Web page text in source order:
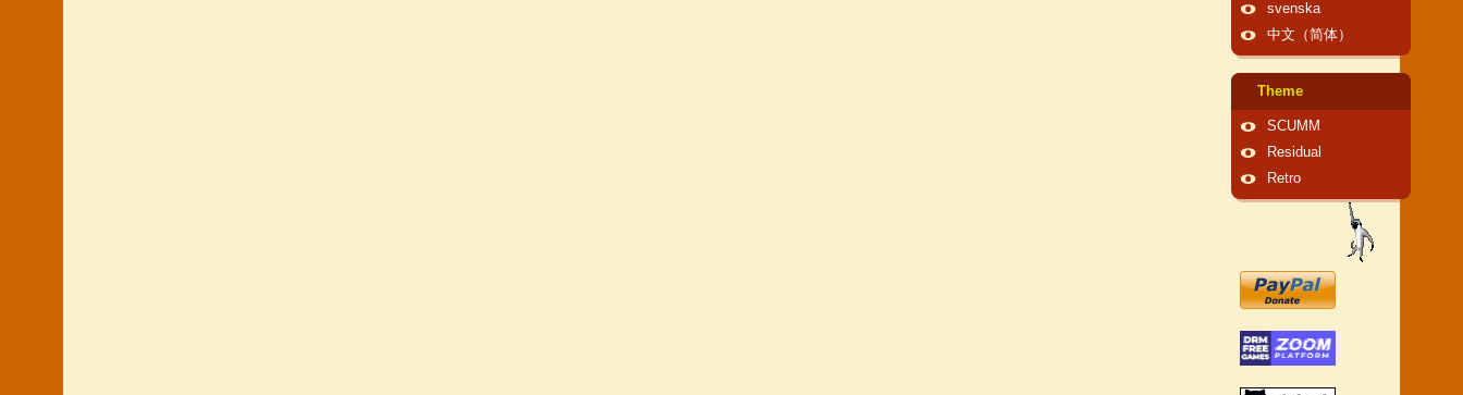
svenska
中文（简体）
Theme
SCUMM
Residual
Retro